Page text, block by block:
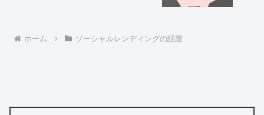
ホーム ソーシャルレンディングの話題